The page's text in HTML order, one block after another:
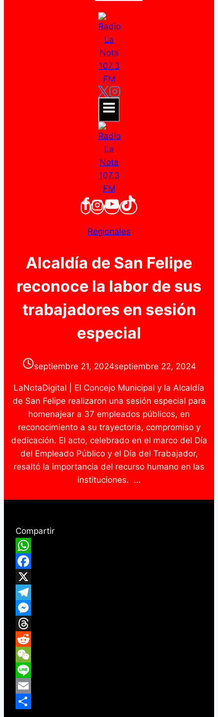
Regionales
Alcaldía de San Felipe
reconoce la labor de sus
trabajadores en sesión
especial
septiembre 21, 2024septiembre 22, 2024
LaNotaDigital | El Concejo Municipal y la Alcaldía
de San Felipe realizaron una sesión especial para
homenajear a 37 empleados públicos, en
reconocimiento a su trayectoria, compromiso y
dedicación. El acto, celebrado en el marco del Día
del Empleado Público y el Día del Trabajador,
resaltó la importancia del recurso humano en las
instituciones. …
Compartir
WhatsApp
Facebook
X
Telegram
Messenger
Threads
Reddit
WeChat
Line
Email